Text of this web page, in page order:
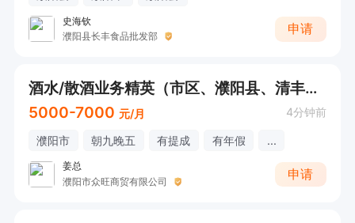
史海钦
濮阳县长丰食品批发部
申请
酒水/散酒业务精英（市区、濮阳县、清丰、范县、南乐区域）
5000-7000 元/月 4分钟前
濮阳市 朝九晚五 有提成 有年假 ...
姜总
濮阳市众旺商贸有限公司
申请